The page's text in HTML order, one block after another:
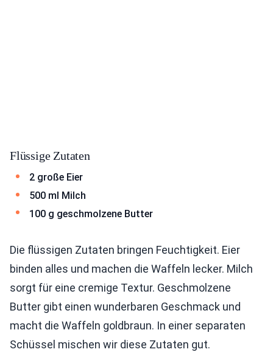
Flüssige Zutaten
2 große Eier
500 ml Milch
100 g geschmolzene Butter
Die flüssigen Zutaten bringen Feuchtigkeit. Eier
binden alles und machen die Waffeln lecker. Milch
sorgt für eine cremige Textur. Geschmolzene
Butter gibt einen wunderbaren Geschmack und
macht die Waffeln goldbraun. In einer separaten
Schüssel mischen wir diese Zutaten gut.